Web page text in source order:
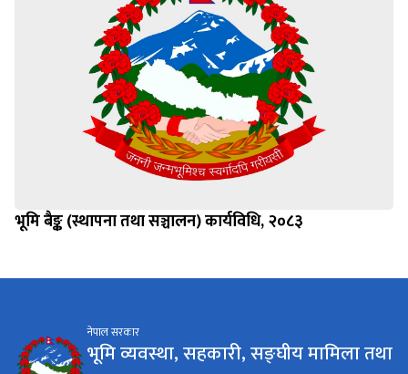
भूमि बैङ्क (स्थापना तथा सञ्चालन) कार्यविधि, २०८३
नेपाल सरकार
भूमि व्यवस्था, सहकारी, सङ्घीय मामिला तथा